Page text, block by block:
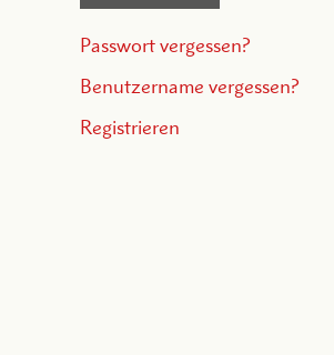
Passwort vergessen?
Benutzername vergessen?
Registrieren